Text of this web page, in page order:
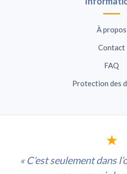
À propos
Contact
FAQ
Protection des
★
« C’est seulement dans